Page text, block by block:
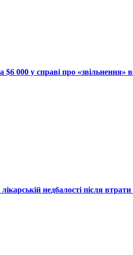
000 у справі про «звільнення»
недбалості після втрати